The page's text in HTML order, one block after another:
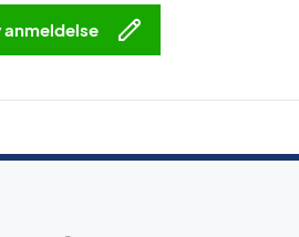
anmeldelse